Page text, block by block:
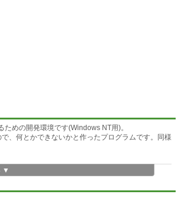
めの開発環境です(Windows NT用)。
、何とかできないかと作ったプログラムです。同様
境設定オプションで指定したエディターが起動し
▼